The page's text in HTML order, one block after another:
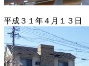
平成３１年４月１３